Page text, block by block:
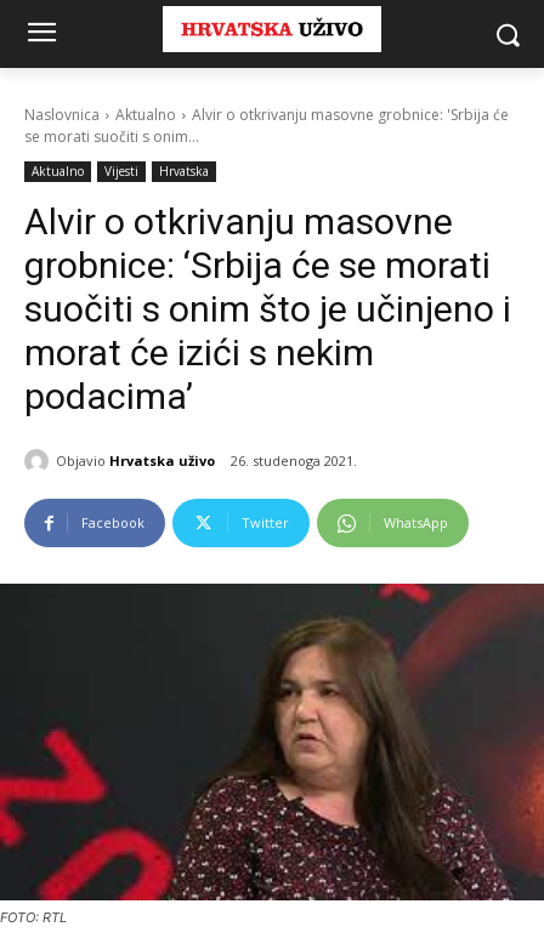
Naslovnica Aktualno
Alvir o otkrivanju masovne grobnice: 'Srbija će
se morati suočiti s onim...
Aktualno Vijesti Hrvatska
Alvir o otkrivanju masovne
grobnice: ‘Srbija će se morati
suočiti s onim što je učinjeno i
morat će izići s nekim
podacima’
Objavio Hrvatska uživo 26. studenoga 2021.
Facebook Twitter WhatsApp
FOTO: RTL